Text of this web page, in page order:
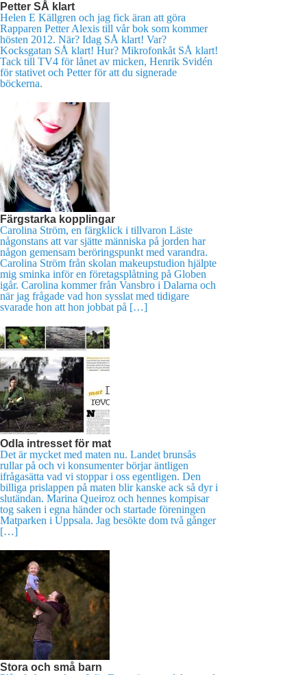
Petter SÅ klart
Helen E Källgren och jag fick äran att göra
Rapparen Petter Alexis till vår bok som kommer
hösten 2012. När? Idag SÅ klart! Var?
Kocksgatan SÅ klart! Hur? Mikrofonkåt SÅ klart!
Tack till TV4 för lånet av micken, Henrik Svidén
för stativet och Petter för att du signerade
böckerna.
Färgstarka kopplingar
Carolina Ström, en färgklick i tillvaron Läste
någonstans att var sjätte människa på jorden har
någon gemensam beröringspunkt med varandra.
Carolina Ström från skolan makeupstudion hjälpte
mig sminka inför en företagsplåtning på Globen
igår. Carolina kommer från Vansbro i Dalarna och
när jag frågade vad hon sysslat med tidigare
svarade hon att hon jobbat på […]
Odla intresset för mat
Det är mycket med maten nu. Landet brunsås
rullar på och vi konsumenter börjar äntligen
ifrågasätta vad vi stoppar i oss egentligen. Den
billiga prislappen på maten blir kanske ack så dyr i
slutändan. Marina Queiroz och hennes kompisar
tog saken i egna händer och startade föreningen
Matparken i Uppsala. Jag besökte dom två gånger
[…]
Stora och små barn